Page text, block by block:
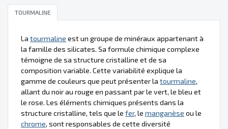
TOURMALINE
La tourmaline est un groupe de minéraux appartenant à
la famille des silicates. Sa formule chimique complexe
témoigne de sa structure cristalline et de sa
composition variable. Cette variabilité explique la
gamme de couleurs que peut présenter la tourmaline,
allant du noir au rouge en passant par le vert, le bleu et
le rose. Les éléments chimiques présents dans la
structure cristalline, tels que le fer, le manganèse ou le
chrome, sont responsables de cette diversité